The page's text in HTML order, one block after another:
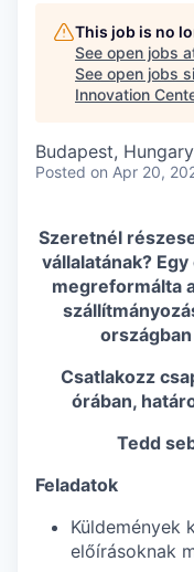
This job is no
See open jobs
See open jobs
Innovation
Budapest,
Posted on Apr 20,
Szeretnél
vállalatának?
megreformálta
Csatlakozz
órában,
Tedd
Feladatok
Küldemények
előírásoknak